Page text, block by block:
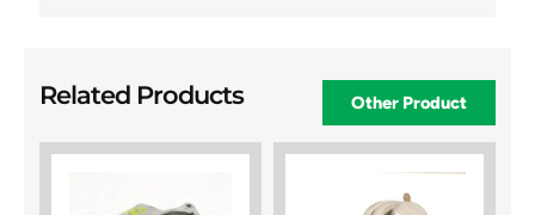
Related Products Other Product